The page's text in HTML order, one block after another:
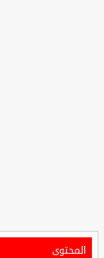
المحتوى